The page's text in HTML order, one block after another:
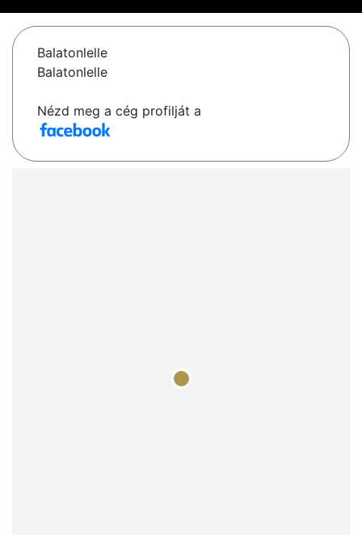
Balatonlelle
Balatonlelle
Nézd meg a cég profilját a